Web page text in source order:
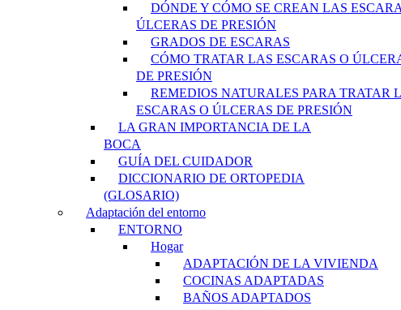
DÓNDE Y CÓMO SE CREAN LAS
ÚLCERAS DE PRESIÓN
GRADOS DE ESCARAS
CÓMO TRATAR LAS ESCARAS O
DE PRESIÓN
REMEDIOS NATURALES PARA TRATAR
ESCARAS O ÚLCERAS DE PRESIÓN
LA GRAN IMPORTANCIA DE LA
BOCA
GUÍA DEL CUIDADOR
DICCIONARIO DE ORTOPEDIA
(GLOSARIO)
Adaptación del entorno
ENTORNO
Hogar
ADAPTACIÓN DE LA VIVIENDA
COCINAS ADAPTADAS
BAÑOS ADAPTADOS